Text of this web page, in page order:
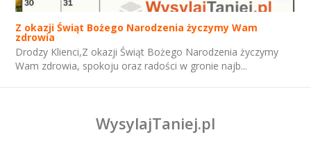
Z okazji Świąt Bożego Narodzenia życzymy Wam
zdrowia
Drodzy Klienci,Z okazji Świąt Bożego Narodzenia życzymy
Wam zdrowia, spokoju oraz radości w gronie najb...
WysylajTaniej.pl